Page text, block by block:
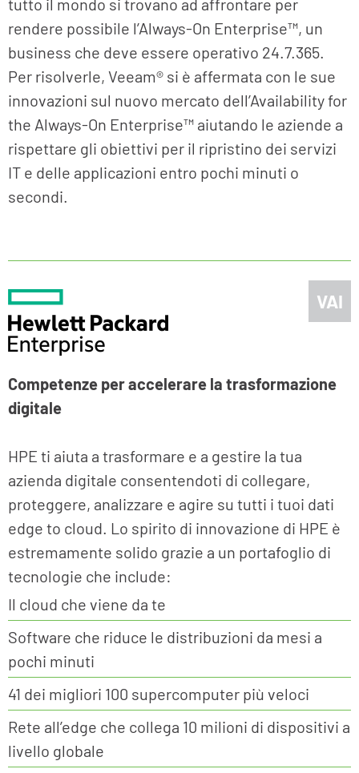
tutto il mondo si trovano ad affrontare per
rendere possibile l’Always-On Enterprise™, un
business che deve essere operativo 24.7.365.
Per risolverle, Veeam® si è affermata con le sue
innovazioni sul nuovo mercato dell’Availability for
the Always-On Enterprise™ aiutando le aziende a
rispettare gli obiettivi per il ripristino dei servizi
IT e delle applicazioni entro pochi minuti o
secondi.
Competenze per accelerare la trasformazione
digitale
HPE ti aiuta a trasformare e a gestire la tua
azienda digitale consentendoti di collegare,
proteggere, analizzare e agire su tutti i tuoi dati
edge to cloud. Lo spirito di innovazione di HPE è
estremamente solido grazie a un portafoglio di
tecnologie che include:
Il cloud che viene da te
Software che riduce le distribuzioni da mesi a
pochi minuti
41 dei migliori 100 supercomputer più veloci
Rete all’edge che collega 10 milioni di dispositivi a
livello globale
VAI